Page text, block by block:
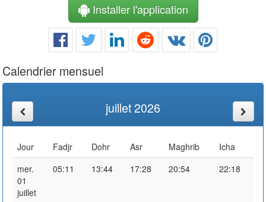
Installer l'application
Calendrier mensuel
juillet 2026
Jour Fadjr Dohr Asr Maghrib
Icha
mer.
01
juillet
05:11 13:44 17:28 20:54 22:18